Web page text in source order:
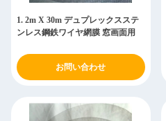
1. 2m X 30m デュプレックスステ
ンレス鋼鉄ワイヤ網膜 窓画面用
お問い合わせ